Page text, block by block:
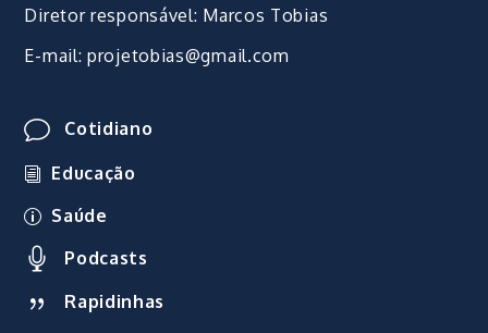
Diretor responsável: Marcos Tobias
E-mail: projetobias@gmail.com
Cotidiano
Educação
Saúde
Podcasts
Rapidinhas